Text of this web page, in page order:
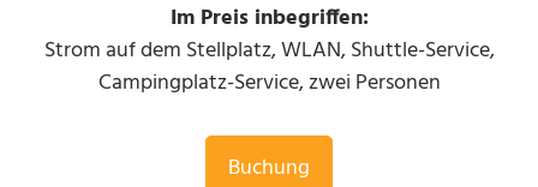
Im Preis inbegriffen:
Strom auf dem Stellplatz, WLAN, Shuttle-Service,
Campingplatz-Service, zwei Personen
Buchung